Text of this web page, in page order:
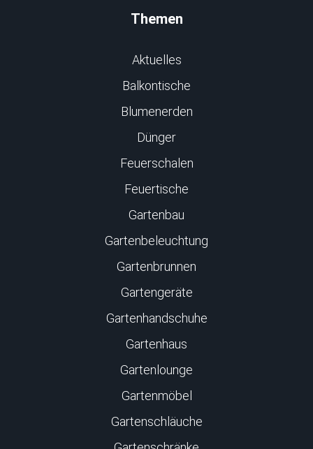
Themen
Aktuelles
Balkontische
Blumenerden
Dünger
Feuerschalen
Feuertische
Gartenbau
Gartenbeleuchtung
Gartenbrunnen
Gartengeräte
Gartenhandschuhe
Gartenhaus
Gartenlounge
Gartenmöbel
Gartenschläuche